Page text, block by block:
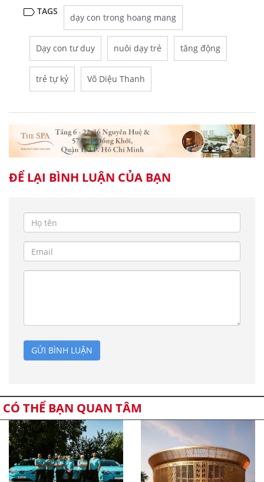
TAGS
dạy con trong hoang mang
Dạy con tư duy nuôi dạy trẻ tăng động
trẻ tự kỷ Võ Diệu Thanh
ĐỂ LẠI BÌNH LUẬN CỦA BẠN
GỬI BÌNH LUẬN
CÓ THỂ BẠN QUAN TÂM